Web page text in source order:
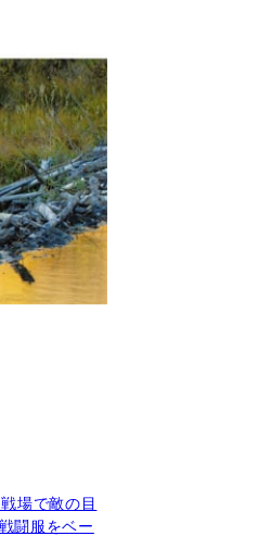
場で敵の目
闘服をベー